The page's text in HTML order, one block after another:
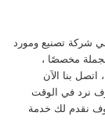
شركة تصنيع ومورد
مخصصًا ،
اتصل بنا الآن
نرد في الوقت
نقدم لك خدمة